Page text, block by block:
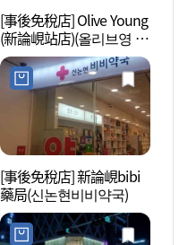
[事後免稅店] Olive Young
(新論峴站店)(올리브영 신
논현역점)
[事後免稅店] 新論峴bibi
藥局(신논현비비약국)